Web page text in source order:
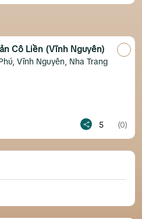
(Vĩnh Nguyên)
Nha Trang
(0) Chỉ